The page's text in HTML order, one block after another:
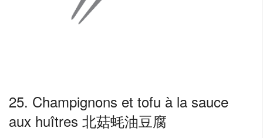
25. Champignons et tofu à la sauce
aux huîtres 北菇蚝油豆腐